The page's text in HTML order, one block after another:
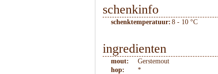
schenkinfo
schenktemperatuur: 8 - 10 °C
ingredienten
mout:
Gerstemout
hop:
*